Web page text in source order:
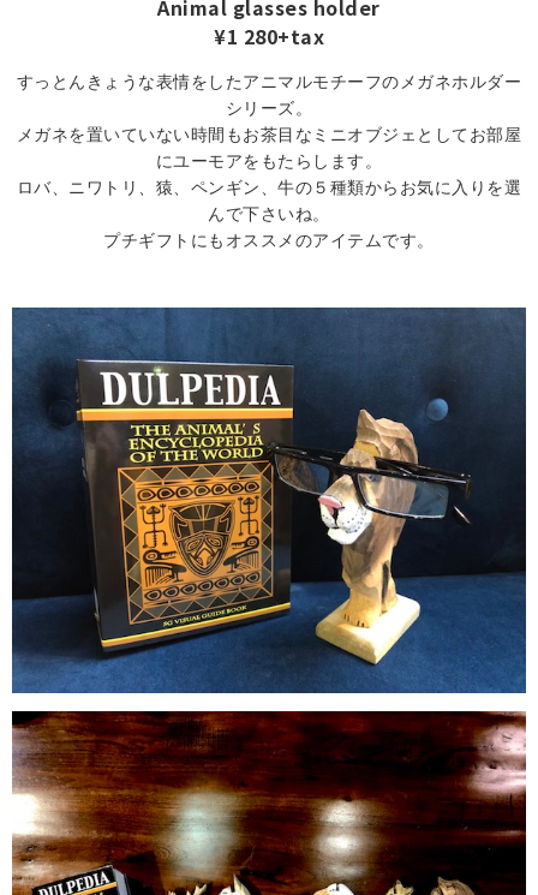
Animal glasses holder
¥1 280+tax
すっとんきょうな表情をしたアニマルモチーフのメガネホルダー
シリーズ。
メガネを置いていない時間もお茶目なミニオブジェとしてお部屋
にユーモアをもたらします。
ロバ、ニワトリ、猿、ペンギン、牛の５種類からお気に入りを選
んで下さいね。
プチギフトにもオススメのアイテムです。